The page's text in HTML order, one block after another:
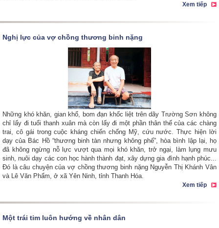
Xem tiếp
Nghị lực của vợ chồng thương binh nặng
Những khó khăn, gian khổ, bom đạn khốc liệt trên dãy Trường Sơn không
chỉ lấy đi tuổi thanh xuân mà còn lấy đi một phần thân thể của các chàng
trai, cô gái trong cuộc kháng chiến chống Mỹ, cứu nước. Thực hiện lời
dạy của Bác Hồ “thương binh tàn nhưng không phế”, hòa bình lập lại, họ
đã không ngừng nỗ lực vượt qua mọi khó khăn, trở ngại, làm lụng mưu
sinh, nuôi dạy các con học hành thành đạt, xây dựng gia đình hạnh phúc...
Đó là câu chuyện của vợ chồng thương binh nặng Nguyễn Thị Khánh Vân
và Lê Văn Phẩm, ở xã Yên Ninh, tỉnh Thanh Hóa.
Xem tiếp
Một trái tim luôn hướng về nhân dân